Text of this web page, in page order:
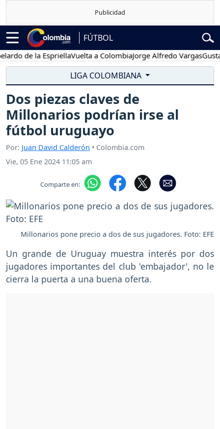
FÚTBOL
la EspriellaVuelta a ColombiaJorge Alfredo VargasGustavo
LIGA COLOMBIANA
Dos piezas claves de
Millonarios podrían irse al
fútbol uruguayo
Por: Juan David Calderón • Colombia.com
Vie, 05 Ene 2024 11:05 am
Comparte en:
Millonarios pone precio a dos de sus jugadores. Foto: EFE
Un grande de Uruguay muestra interés por dos
jugadores importantes del club 'embajador', no le
cierra la puerta a una buena oferta.